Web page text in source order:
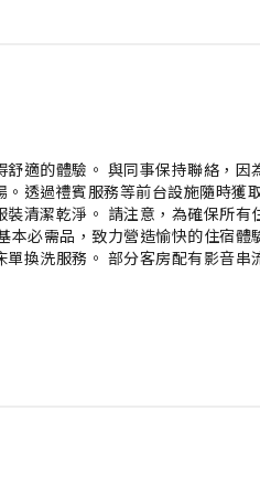
適的體驗。 與同事保持聯絡，因
透過禮賓服務等前台設施隨時獲
清潔乾淨。 請注意，為確保所有
本必需品，致力營造愉快的住宿
換洗服務。 部分客房配有影音串
品，讓你充滿元氣地開展新一天